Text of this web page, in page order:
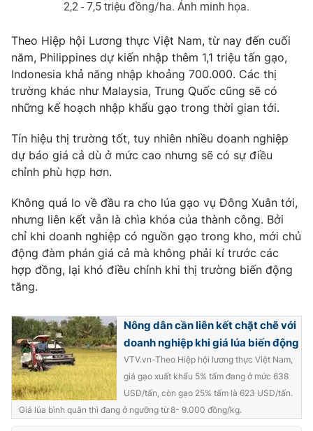
2,2 - 7,5 triệu đồng/ha. Ảnh minh họa.
Theo Hiệp hội Lương thực Việt Nam, từ nay đến cuối
năm, Philippines dự kiến nhập thêm 1,1 triệu tấn gạo,
Indonesia khả năng nhập khoảng 700.000. Các thị
trường khác như Malaysia, Trung Quốc cũng sẽ có
những kế hoạch nhập khẩu gạo trong thời gian tới.
Tín hiệu thị trường tốt, tuy nhiên nhiều doanh nghiệp
dự báo giá cả dù ở mức cao nhưng sẽ có sự điều
chỉnh phù hợp hơn.
Không quá lo về đầu ra cho lúa gạo vụ Đông Xuân tới,
nhưng liên kết vẫn là chìa khóa của thành công. Bởi
chỉ khi doanh nghiệp có nguồn gạo trong kho, mới chủ
động đàm phán giá cả mà không phải kí trước các
hợp đồng, lại khó điều chỉnh khi thị trường biến động
tăng.
Nông dân cần liên kết chặt chẽ với
doanh nghiệp khi giá lúa biến động
VTV.vn-Theo Hiệp hội lương thực Việt Nam,
giá gạo xuất khẩu 5% tấm đang ở mức 638
USD/tấn, còn gạo 25% tấm là 623 USD/tấn.
Giá lúa bình quân thì đang ở ngưỡng từ 8- 9.000 đồng/kg.